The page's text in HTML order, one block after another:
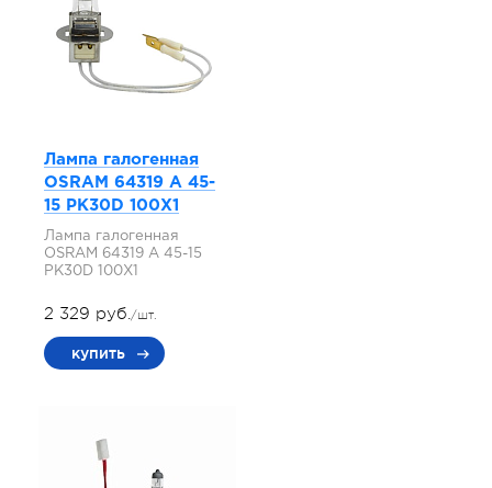
Лампа галогенная
OSRAM 64319 A 45-
15 PK30D 100X1
Лампа галогенная
OSRAM 64319 A 45-15
PK30D 100X1
2 329 руб./шт.
купить